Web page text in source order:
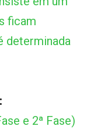
ficam
determinada
e 2ª Fase)